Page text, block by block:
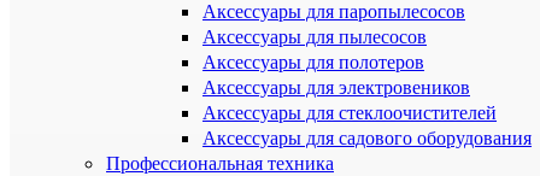
Аксессуары для паропылесосов
Аксессуары для пылесосов
Аксессуары для полотеров
Аксессуары для электровеников
Аксессуары для стеклоочистителей
Аксессуары для садового оборудования
Профессиональная техника